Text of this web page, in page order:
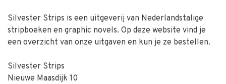
Silvester Strips is een uitgeverij van Nederlandstalige
stripboeken en graphic novels. Op deze website vind je
een overzicht van onze uitgaven en kun je ze bestellen.
Silvester Strips
Nieuwe Maasdijk 10